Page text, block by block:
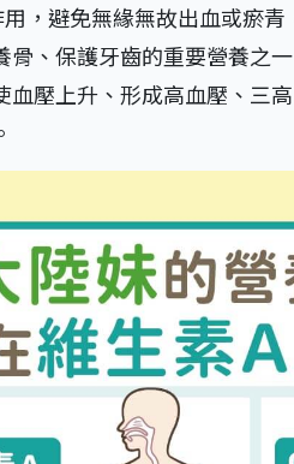
，避免無緣無故出血或瘀
骨、保護牙齒的重要營養之
血壓上升、形成高血壓、三